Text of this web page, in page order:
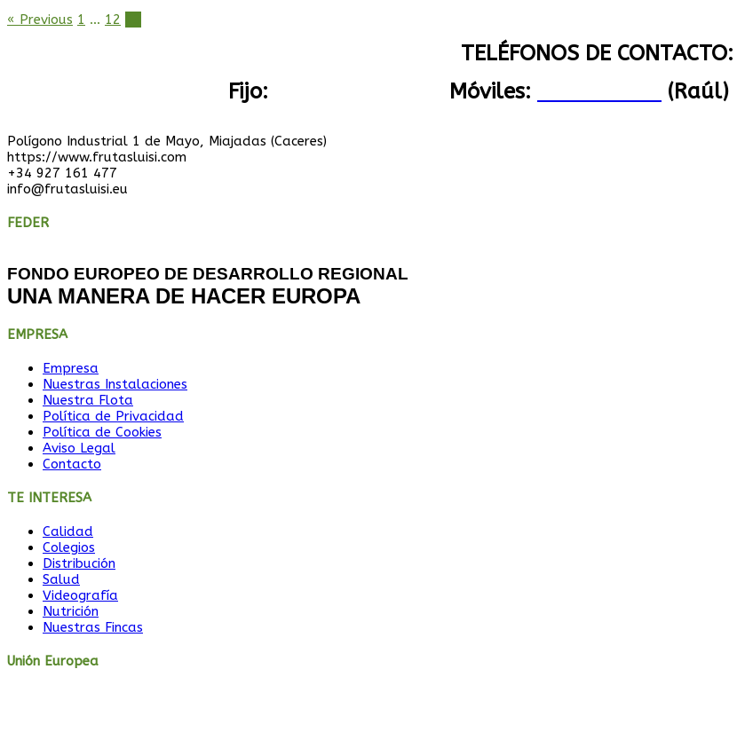
Paginación
« Previous 1 … 12
TELÉFONOS DE CONTACTO:
Fijo:
Móviles: (Raúl) |
Polígono Industrial 1 de Mayo, Miajadas (Caceres)
https://www.frutasluisi.com
+34 927 161 477
info@frutasluisi.eu
FEDER
FONDO EUROPEO DE DESARROLLO REGIONAL
UNA MANERA DE HACER EUROPA
EMPRESA
Empresa
Nuestras Instalaciones
Nuestra Flota
Política de Privacidad
Política de Cookies
Aviso Legal
Contacto
TE INTERESA
Calidad
Colegios
Distribución
Salud
Videografía
Nutrición
Nuestras Fincas
Unión Europea